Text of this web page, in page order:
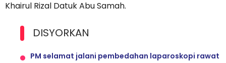
Khairul Rizal Datuk Abu Samah.
DISYORKAN
PM selamat jalani pembedahan laparoskopi rawat